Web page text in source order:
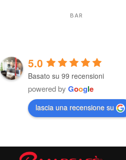
BAR
5.0
Basato su 99 recensioni
powered by Google
lascia una recensione su